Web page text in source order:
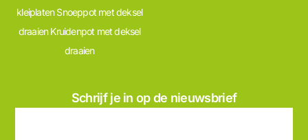
kleiplaten Snoeppot met deksel
draaien Kruidenpot met deksel
draaien
Schrijf je in op de nieuwsbrief